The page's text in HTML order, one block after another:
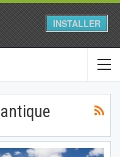
INSTALLER